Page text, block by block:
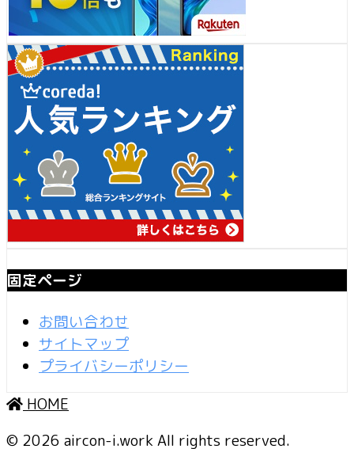
固定ページ
お問い合わせ
サイトマップ
プライバシーポリシー
HOME
© 2026 aircon-i.work All rights reserved.